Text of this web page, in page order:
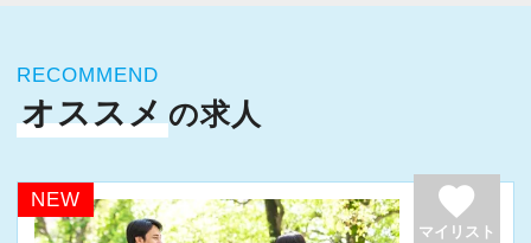
＜募集の背景＞
・事業拡大に伴う増員募集
・将来の中核人材を募集
RECOMMEND
オススメの求人
NEW favorite
マイリスト